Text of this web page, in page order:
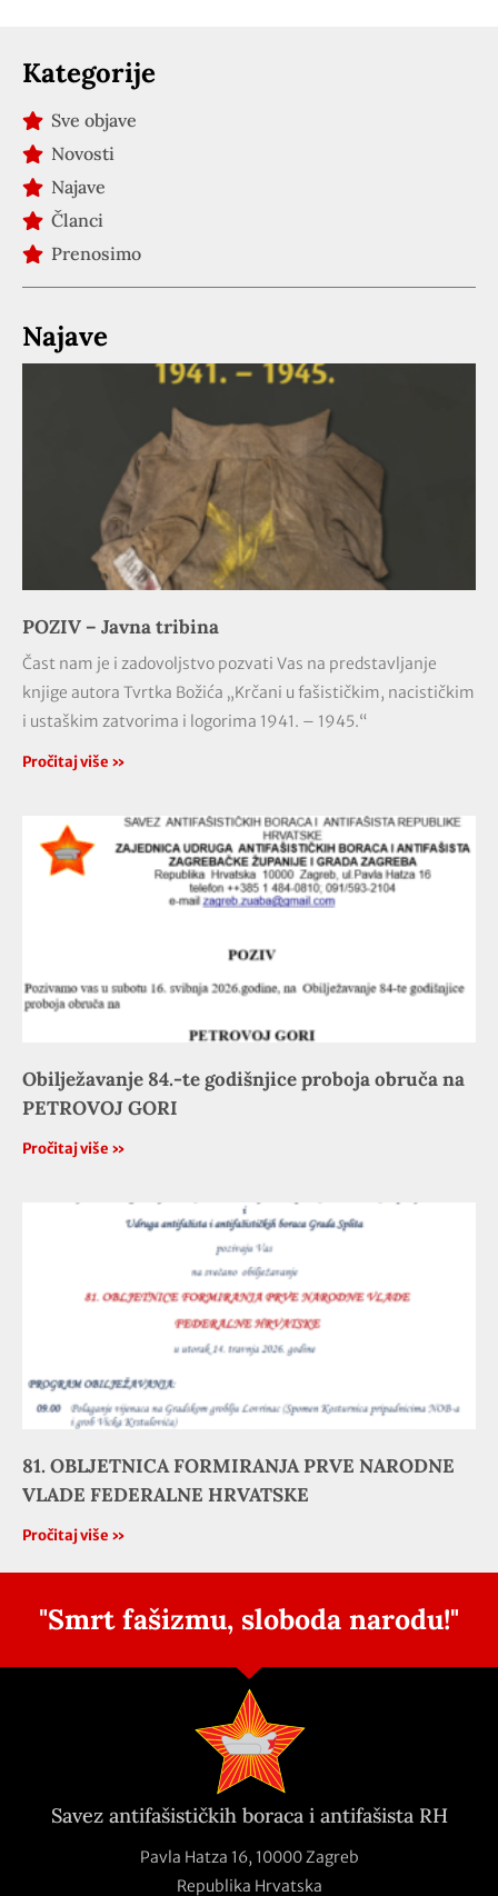
Kategorije
Sve objave
Novosti
Najave
Članci
Prenosimo
Najave
POZIV – Javna tribina
Čast nam je i zadovoljstvo pozvati Vas na predstavljanje
knjige autora Tvrtka Božića „Krčani u fašističkim, nacističkim
i ustaškim zatvorima i logorima 1941. – 1945.“
Pročitaj više »
Obilježavanje 84.-te godišnjice proboja obruča na
PETROVOJ GORI
Pročitaj više »
81. OBLJETNICA FORMIRANJA PRVE NARODNE
VLADE FEDERALNE HRVATSKE
Pročitaj više »
"Smrt fašizmu, sloboda narodu!"
Savez antifašističkih boraca i antifašista RH
Pavla Hatza 16, 10000 Zagreb
Republika Hrvatska